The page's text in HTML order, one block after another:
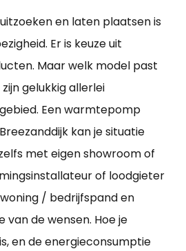
en laten plaatsen is
Er is keuze uit
Maar welk model past
gelukkig allerlei
Een warmtepomp
kan je situatie
met eigen showroom of
of loodgieter
/ bedrijfspand en
van de wensen. Hoe je
en de energieconsumptie